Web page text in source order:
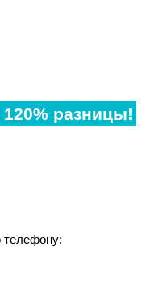
разницы!
телефону: